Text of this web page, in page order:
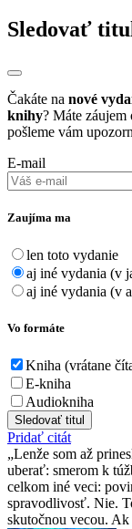
Sledovať
Čakáte na nové
knihy? Máte záujem
pošleme vám
E-mail
Zaujíma ma
len toto vydanie
aj iné vydania (v
aj iné vydania (v
Vo formáte
Kniha (vrátane
E-kniha
Audiokniha
Sledovať titul
Pridať citát
Lenže som až
uberať: smerom k
celkom iné veci:
spravodlivosť. Nie.
skutočnou vecou. Ak